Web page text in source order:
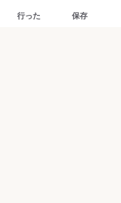
行った 保存